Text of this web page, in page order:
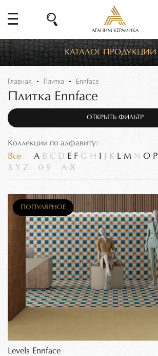
АГАНИМ КЕРАМИКА
КАТАЛОГ ПРОДУКЦИИ
Главная Плитка Ennface
Плитка Ennface
ОТКРЫТЬ ФИЛЬТР
Коллекции по алфавиту:
Все A B C D E F G H K L M N O P
X Y Z 0-9 А-Я
ПОПУЛЯРНОЕ
Levels Ennface